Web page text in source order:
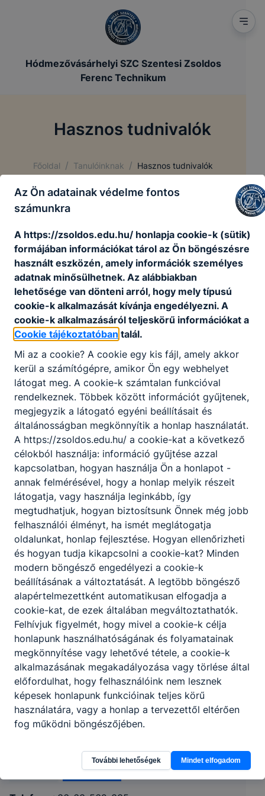
Hódmezővásárhelyi SZC Szentesi Zsoldos
Ferenc Technikum
Hasznos tudnivalók
Főoldal / Tanulóinknak / Hasznos tudnivalók
Pályaválasztási adatlap
CSMPSZ-PÁV-adatlap-Zsoldos.pdf
Letöltés
Partnereink
Hódmezővásárhelyi SZC Szentesi Zsoldos
Ferenc Technikum
KRÉTA
Az Ön adatainak védelme fontos
számunkra
A https://zsoldos.edu.hu/ honlapja cookie-k (sütik)
formájában információkat tárol az Ön böngészésre
használt eszközén, amely információk személyes
adatnak minősülhetnek. Az alábbiakban
lehetősége van dönteni arról, hogy mely típusú
cookie-k alkalmazását kívánja engedélyezni. A
cookie-k alkalmazásáról teljeskörű információkat a
Cookie tájékoztatóban talál.
Mi az a cookie? A cookie egy kis fájl, amely akkor
kerül a számítógépre, amikor Ön egy webhelyet
látogat meg. A cookie-k számtalan funkcióval
rendelkeznek. Többek között információt gyűjtenek,
megjegyzik a látogató egyéni beállításait és
általánosságban megkönnyítik a honlap használatát.
A https://zsoldos.edu.hu/ a cookie-kat a következő
célokból használja: információ gyűjtése azzal
kapcsolatban, hogyan használja Ön a honlapot -
annak felmérésével, hogy a honlap melyik részeit
látogatja, vagy használja leginkább, így
megtudhatjuk, hogyan biztosítsunk Önnek még jobb
felhasználói élményt, ha ismét meglátogatja
oldalunkat, honlap fejlesztése. Hogyan ellenőrizheti
és hogyan tudja kikapcsolni a cookie-kat? Minden
modern böngésző engedélyezi a cookie-k
beállításának a változtatását. A legtöbb böngésző
alapértelmezettként automatikusan elfogadja a
cookie-kat, de ezek általában megváltoztathatók.
Felhívjuk figyelmét, hogy mivel a cookie-k célja
honlapunk használhatóságának és folyamatainak
megkönnyítése vagy lehetővé tétele, a cookie-k
alkalmazásának megakadályozása vagy törlése által
előfordulhat, hogy felhasználóink nem lesznek
képesek honlapunk funkcióinak teljes körű
használatára, vagy a honlap a tervezettől eltérően
fog működni böngészőjében.
További lehetőségek Mindet elfogadom